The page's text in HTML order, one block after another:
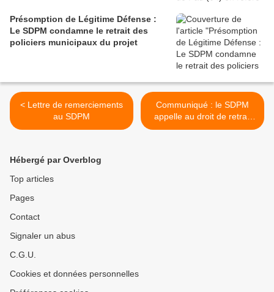
Présomption de Légitime Défense :
Le SDPM condamne le retrait des
policiers municipaux du projet
< Lettre de remerciements
au SDPM
Communiqué : le SDPM
appelle au droit de retrait
des policiers municipaux
Hébergé par Overblog
Top articles
Pages
Contact
Signaler un abus
C.G.U.
Cookies et données personnelles